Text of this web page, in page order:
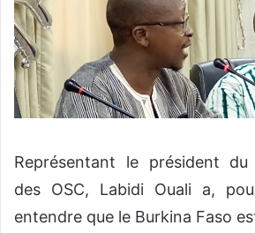
Représentant le président
des OSC, Labidi Ouali a,
entendre que le Burkina Faso